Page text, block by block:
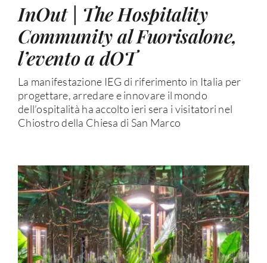
InOut | The Hospitality
Community al Fuorisalone,
l’evento a dOT
La manifestazione IEG di riferimento in Italia per
progettare, arredare e innovare il mondo
dell’ospitalità ha accolto ieri sera i visitatori nel
Chiostro della Chiesa di San Marco